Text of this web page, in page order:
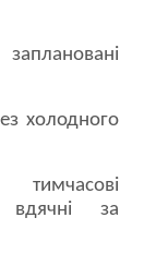
холодного
вдячні за